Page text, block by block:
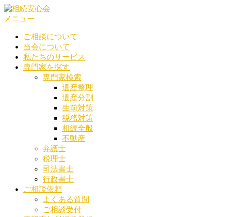
コ
ン
メニュー
ご相談について
当会について
私たちのサービス
専門家を探す
専門家検索
遺産整理
遺産分割
生前対策
税務対策
相続全般
不動産
弁護士
税理士
司法書士
行政書士
ご相談依頼
よくある質問
ご相談受付